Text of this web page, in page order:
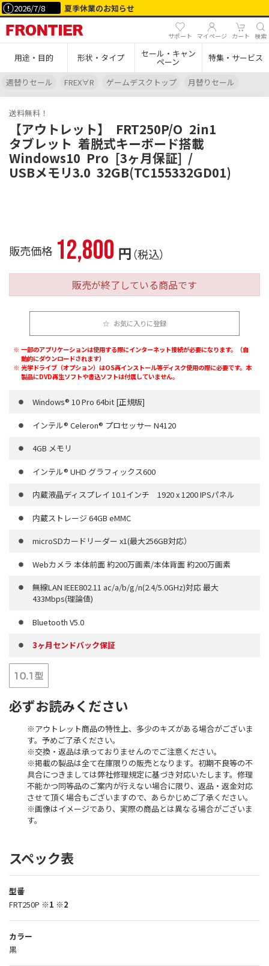
2026/7/8 夏季休業のお知らせ
サポート マイページ カート 検索
用途・目的 形状・タイプ セール・キャン
ペーン 特集・サービス
週替りセール FREX∀R ゲームデスクトップ 月替りセール
【アウトレット】 FRT250P/O 2in1
タブレット 着脱式キーボード搭載
Windows10 Pro [3ヶ月保証] /
USBメモリ3.0 32GB(TC155332GD01)
送料無料！
販売価格 12,800 円（税込）
販売が終了している商品です
お気に入りに登録
一部のアプリケーションは使用する際にインターネット接続が必要になります。（自
動的にダウンロードされます）
光学ドライブ（オプション）はOS再インストール等ディスク使用の際に必要です。本
製品にDVD再生ソフトや書込ソフトは付属していません。
Windows® 10 Pro 64bit [正規版]
インテル® Celeron® プロセッサー N4120
4GB メモリ
インテル® UHD グラフィックス600
内蔵液晶ディスプレイ 10.1インチ 1920 x 1200 IPSパネル
内蔵ストレージ 64GB eMMC
microSDカードリーダー x1(最大256GB対応）
Webカメラ 本体前面 約200万画素/本体背面 約200万画素
無線LAN IEEE802.11 ac/a/b/g/n(2.4/5.0GHz)対応 最大
433Mbps(理論値)
Bluetooth V5.0
3ヶ月センドバック保証
必ずお読みください
※アウトレット商品の特性上、多少のキズがある場合がございま
す。予めご了承ください。
※交換・返品は承っておりませんのでご注意ください。
※掲載の製品は全て在庫限りの販売となります。初期不良等の不
具合につきましては弊社修理規定に基づき対応いたします。修理
不能かつ同等品のご案内が行えない場合に限り、返品・返金対応
させて頂く場合もございますので、あらかじめご了承ください。
※画像はイメージであり、実際の商品とは異なる場合がございま
す。
スペック表
型番
FRT250P ※1 ※2
カラー
黒